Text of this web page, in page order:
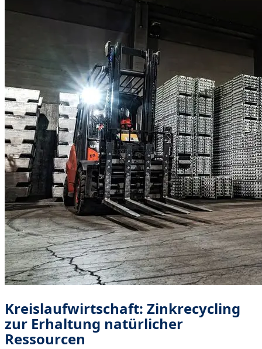
Kreislaufwirtschaft: Zinkrecycling
zur Erhaltung natürlicher
Ressourcen